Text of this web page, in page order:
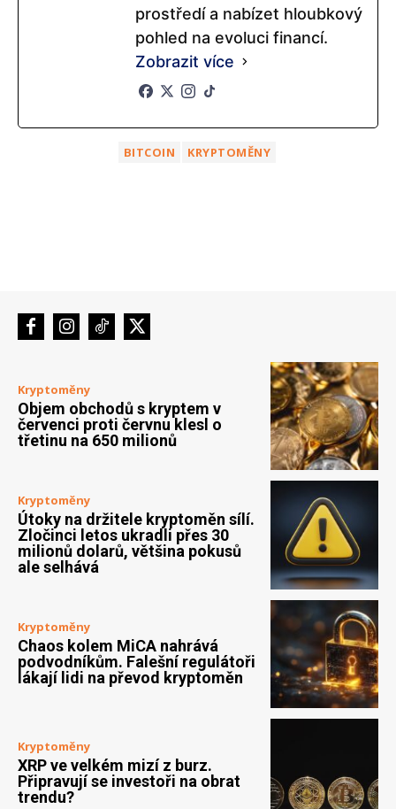
prostředí a nabízet hloubkový
pohled na evoluci financí.
Zobrazit více
BITCOIN KRYPTOMĚNY
Kryptoměny
Objem obchodů s kryptem v
červenci proti červnu klesl o
třetinu na 650 milionů
Kryptoměny
Útoky na držitele kryptoměn sílí.
Zločinci letos ukradli přes 30
milionů dolarů, většina pokusů
ale selhává
Kryptoměny
Chaos kolem MiCA nahrává
podvodníkům. Falešní regulátoři
lákají lidi na převod kryptoměn
Kryptoměny
XRP ve velkém mizí z burz.
Připravují se investoři na obrat
trendu?